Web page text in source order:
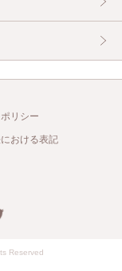
リシー
おける表記
Reserved